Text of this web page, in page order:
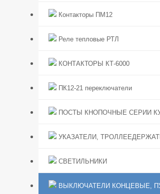
Контакторы ПМ12
Реле тепловые РТЛ
КОНТАКТОРЫ КТ-6000
ПК12-21 переключатели
ПОСТЫ КНОПОЧНЫЕ СЕРИИ
УКАЗАТЕЛИ,
СВЕТИЛЬНИКИ
ВЫКЛЮЧАТЕЛИ КОНЦЕВЫЕ,